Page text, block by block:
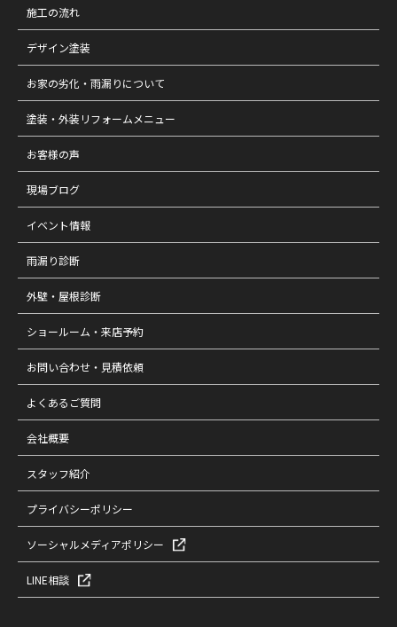
施工の流れ
デザイン塗装
お家の劣化・雨漏りについて
塗装・外装リフォームメニュー
お客様の声
現場ブログ
イベント情報
雨漏り診断
外壁・屋根診断
ショールーム・来店予約
お問い合わせ・見積依頼
よくあるご質問
会社概要
スタッフ紹介
プライバシーポリシー
ソーシャルメディアポリシー
LINE相談